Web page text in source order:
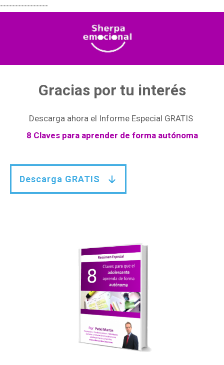
----------------
Gracias por tu interés
Descarga ahora el Informe Especial GRATIS
8 Claves para aprender de forma autónoma
Descarga GRATIS